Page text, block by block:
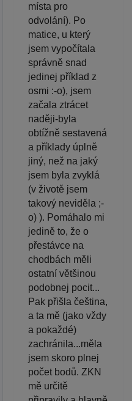
místa pro
odvolání). Po
matice, u který
jsem vypočítala
správně snad
jedinej příklad z
osmi :-o), jsem
začala ztrácet
naději-byla
obtížně sestavená
a příklady úplně
jiný, než na jaký
jsem byla zvyklá
(v životě jsem
takový neviděla ;-
o) ). Pomáhalo mi
jedině to, že o
přestávce na
chodbách měli
ostatní většinou
podobnej pocit...
Pak přišla čeština,
a ta mě (jako vždy
a pokaždé)
zachránila...měla
jsem skoro plnej
počet bodů. ZKN
mě určitě